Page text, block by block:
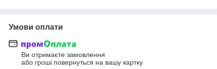
Умови оплати
Ви отримаєте замовлення
або гроші повернуться на вашу картку